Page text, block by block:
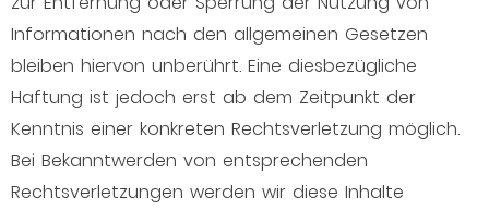
Informationen nach den allgemeinen Gesetzen
bleiben hiervon unberührt. Eine diesbezügliche
Haftung ist jedoch erst ab dem Zeitpunkt der
Kenntnis einer konkreten Rechtsverletzung möglich.
Bei Bekanntwerden von entsprechenden
Rechtsverletzungen werden wir diese Inhalte